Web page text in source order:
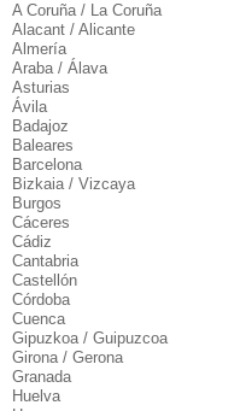
A Coruña / La Coruña
Alacant / Alicante
Almería
Araba / Álava
Asturias
Ávila
Badajoz
Baleares
Barcelona
Bizkaia / Vizcaya
Burgos
Cáceres
Cádiz
Cantabria
Castellón
Córdoba
Cuenca
Gipuzkoa / Guipuzcoa
Girona / Gerona
Granada
Huelva